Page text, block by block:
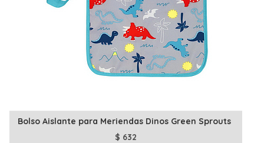
Bolso Aislante para Meriendas Dinos Green Sprouts
$ 632